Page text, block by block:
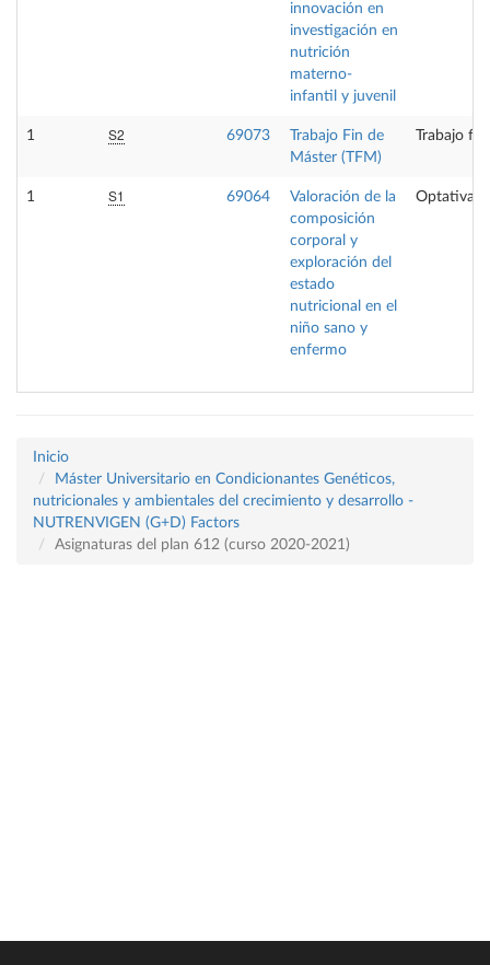
innovación en
investigación en
nutrición
materno-
infantil y juvenil
1 S2 69073
Trabajo Fin de
Máster (TFM)
Trabajo
1 S1 69064
Valoración de la
composición
corporal y
exploración del
estado
nutricional en el
niño sano y
enfermo
Optativa
Inicio
Máster Universitario en Condicionantes Genéticos,
nutricionales y ambientales del crecimiento y desarrollo -
NUTRENVIGEN (G+D) Factors
Asignaturas del plan 612 (curso 2020-2021)